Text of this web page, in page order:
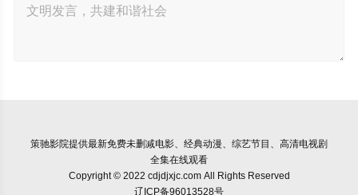
策驰影院提供最新免费未删减电影、经典动漫、综艺节目、高清电视剧
全集在线观看
Copyright © 2022 cdjdjxjc.com All Rights Reserved
辽ICP备96013528号